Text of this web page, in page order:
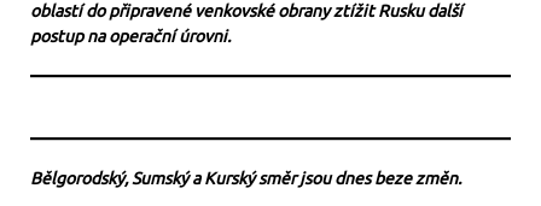
oblastí do připravené venkovské obrany ztížit Rusku další
postup na operační úrovni.
Bělgorodský, Sumský a Kurský směr jsou dnes beze změn.